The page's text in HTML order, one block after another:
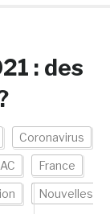
: des
Coronavirus
France
Nouvelles